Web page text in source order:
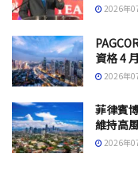
2026年
資格 4
2026年
菲律賓
維持高
2026年